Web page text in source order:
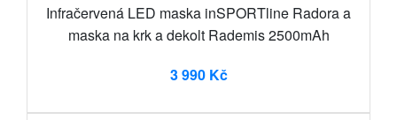
Infračervená LED maska inSPORTline Radora a
maska na krk a dekolt Rademis 2500mAh
3 990 Kč